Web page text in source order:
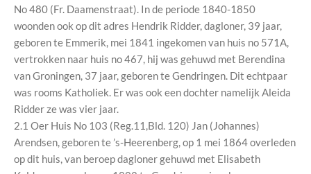
No 480 (Fr. Daamenstraat). In de periode 1840-1850
woonden ook op dit adres Hendrik Ridder, dagloner, 39 jaar,
geboren te Emmerik, mei 1841 ingekomen van huis no 571A,
vertrokken naar huis no 467, hij was gehuwd met Berendina
van Groningen, 37 jaar, geboren te Gendringen. Dit echtpaar
was rooms Katholiek. Er was ook een dochter namelijk Aleida
Ridder ze was vier jaar.
2.1 Oer Huis No 103 (Reg.11,Bld. 120) Jan (Johannes)
Arendsen, geboren te ’s-Heerenberg, op 1 mei 1864 overleden
op dit huis, van beroep dagloner gehuwd met Elisabeth